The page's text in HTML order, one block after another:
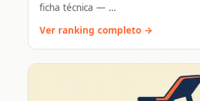
ficha técnica — …
Ver ranking completo →